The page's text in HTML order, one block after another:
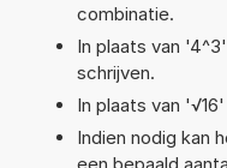
combinatie.
In plaats van
schrijven.
In plaats van
Indien nodig kan
een bepaald